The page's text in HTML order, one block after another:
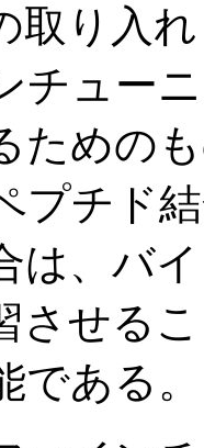
取り入
チュー
ための
プチド
は、バ
させる
ある。